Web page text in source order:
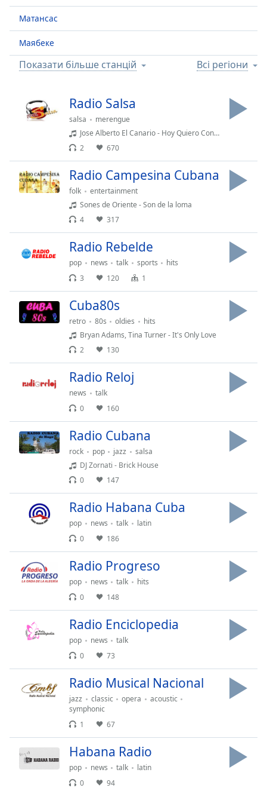
currently
behind
Remaining
Time-
Playback
Chapters
Descriptions
descriptions
off,
subtitles
settings
opens
off,
Picture-
This
Beginning
window.
Escape
and
Text
Color
Матансас
Маябеке
Показати більше станцій Всі регіони
Radio Salsa
salsa
merengue
Jose Alberto El Canario - Hoy Quiero Confesar
2
670
Radio Campesina Cubana
folk
entertainment
Sones de Oriente - Son de la loma
4
317
Radio Rebelde
pop news talk sports
hits
3
120 1
Cuba80s
retro 80s oldies
hits
Bryan Adams, Tina Turner - It's Only Love
2
130
Radio Reloj
news
talk
0
160
Radio Cubana
rock pop jazz
salsa
DJ Zornati - Brick House
0
147
Radio Habana Cuba
pop news talk
latin
0
186
Radio Progreso
pop news talk
hits
0
148
Radio Enciclopedia
pop news
talk
0
73
Radio Musical Nacional
jazz classic opera
acoustic
symphonic
1
67
Habana Radio
pop news talk
latin
0
94